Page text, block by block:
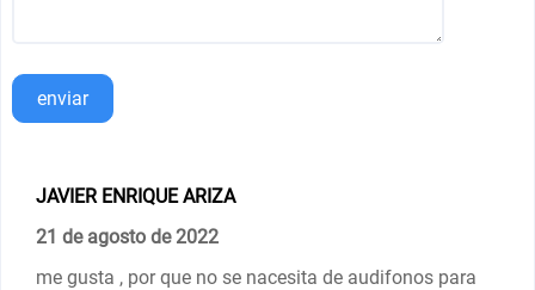
enviar
JAVIER ENRIQUE ARIZA
21 de agosto de 2022
me gusta , por que no se nacesita de audifonos para